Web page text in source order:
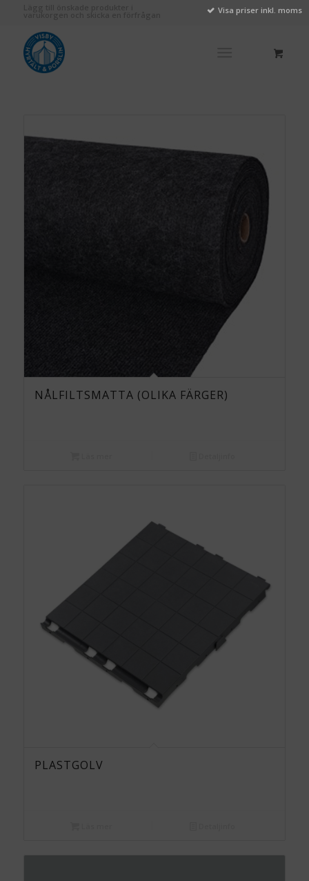
Visa priser inkl. moms
NÅLFILTSMATTA (OLIKA FÄRGER)
PLASTGOLV